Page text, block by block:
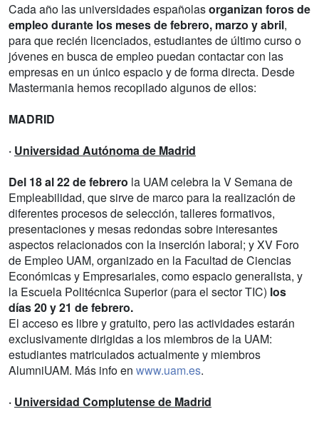
Cada año las universidades españolasorganizan foros de
empleo durante los meses de febrero, marzo y abril,
para que recién licenciados, estudiantes de último curso o
jóvenes en busca de empleo puedan contactar con las
empresas en un único espacio y de forma directa. Desde
Mastermania hemos recopilado algunos de ellos:
MADRID
· Universidad Autónoma de Madrid
Del 18 al 22 de febrero la UAM celebra la V Semana de
Empleabilidad, que sirve de marco para la realización de
diferentes procesos de selección, talleres formativos,
presentaciones y mesas redondas sobre interesantes
aspectos relacionados con la inserción laboral; y XV Foro
de Empleo UAM, organizado en la Facultad de Ciencias
Económicas y Empresariales, como espacio generalista, y
la Escuela Politécnica Superior (para el sector TIC) los
días 20 y 21 de febrero.
El acceso es libre y gratuito, pero las actividades estarán
exclusivamente dirigidas a los miembros de la UAM:
estudiantes matriculados actualmente y miembros
AlumniUAM. Más info en www.uam.es.
· Universidad Complutense de Madrid